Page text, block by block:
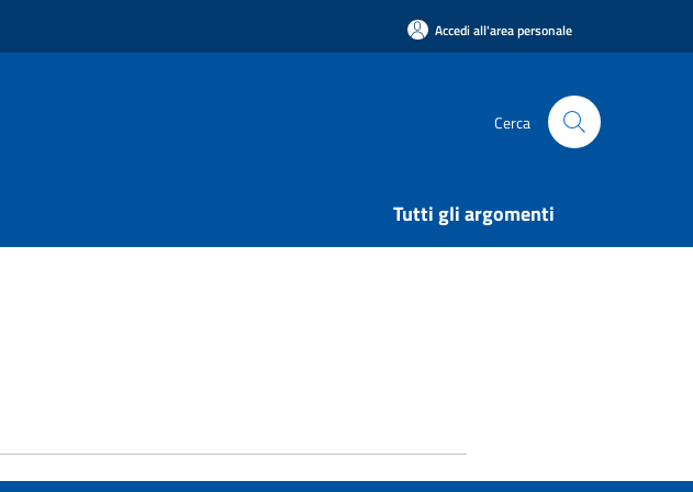
Accedi all'area personale
Cerca
Tutti gli argomenti